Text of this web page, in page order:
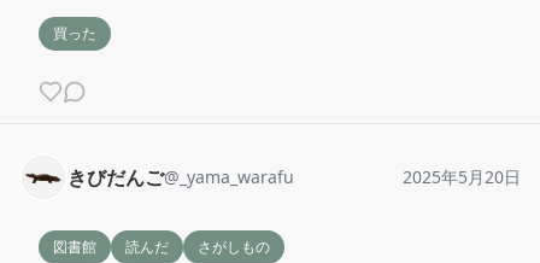
買った
きびだんご@ _yama_warafu 2025年5月20日
図書館 読んだ さがしもの